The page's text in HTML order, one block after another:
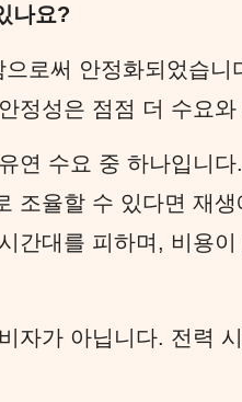
나요?
로써 안정화되었습니
정성은 점점 더 수요
연 수요 중 하나입니
조율할 수 있다면 재
간대를 피하며, 비용
자가 아닙니다. 전력